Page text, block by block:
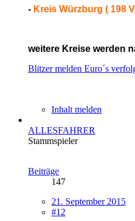
- Kreis Würzburg ( 198
weitere Kreise werden
Blitzer melden Euro´s
Inhalt melden
ALLESFAHRER
Stammspieler
Beiträge
147
21. September 2015
#12